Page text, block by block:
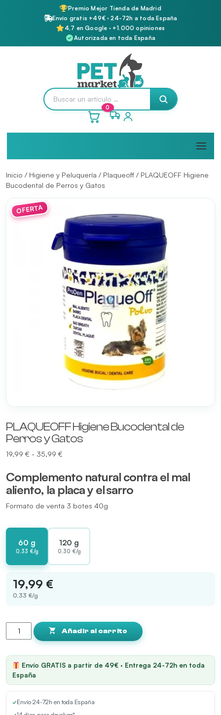
Premio Mejor Tienda de Madrid
Envío gratis +49€ · 24-72h a toda España
4,7 en Google · +1.000 opiniones
Autorizada en toda España
0
Inicio / Higiene y Peluquería / Plaqueoff / PLAQUEOFF Higiene
Bucodental de Perros y Gatos
PLAQUEOFF Higiene Bucodental de
Perros y Gatos
19,99 € - 35,99 €
precios:
desde
19,99 €
hasta
Complemento natural contra el mal
aliento, la placa y elsarro
Formato de venta 3 botes 40g
60 g
0,33 €/g
120 g
0,30 €/g
19,99 €
0,33 €/g
Higiene
Bucodental
Perros
Gatos
cantidad
Añadir al carrito
Envío GRATIS a partir de 49€ · Entrega 24-72h en toda
España
✓Envío 24-72h en toda España